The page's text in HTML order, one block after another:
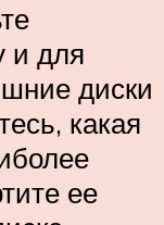
и для
диски
какая
ее